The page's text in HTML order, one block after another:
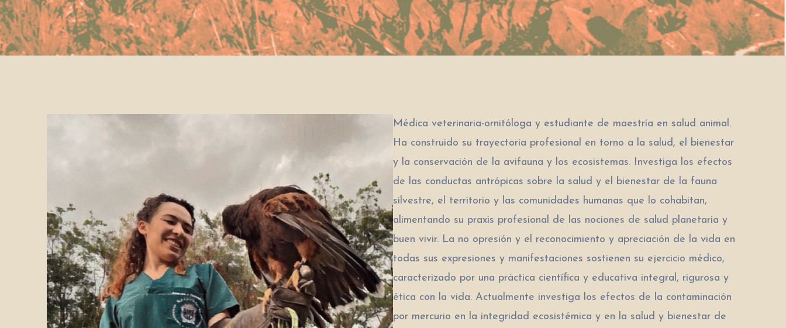
Médica veterinaria-ornitóloga y estudiante de maestría en salud animal.
Ha construido su trayectoria profesional en torno a la salud, el bienestar
y la conservación de la avifauna y los ecosistemas. Investiga los efectos
de las conductas antrópicas sobre la salud y el bienestar de la fauna
silvestre, el territorio y las comunidades humanas que lo cohabitan,
alimentando su praxis profesional de las nociones de salud planetaria y
buen vivir. La no opresión y el reconocimiento y apreciación de la vida en
todas sus expresiones y manifestaciones sostienen su ejercicio médico,
caracterizado por una práctica científica y educativa integral, rigurosa y
ética con la vida. Actualmente investiga los efectos de la contaminación
por mercurio en la integridad ecosistémica y en la salud y bienestar de